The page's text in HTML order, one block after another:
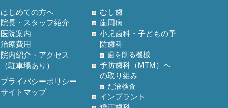
はじめての方へ
院長・スタッフ紹介
医院案内
治療費用
院内紹介・アクセス
（駐車場あり）
プライバシーポリシー
サイトマップ
むし歯
歯周病
小児歯科・子どもの予
防歯科
歯を削る機械
予防歯科（MTM）へ
の取り組み
だ液検査
インプラント